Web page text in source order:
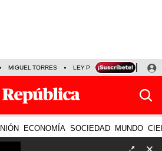
MIGUEL TORRES LEY PULPÍN PRECIO DEL
ECONOMÍA SOCIEDAD MUNDO